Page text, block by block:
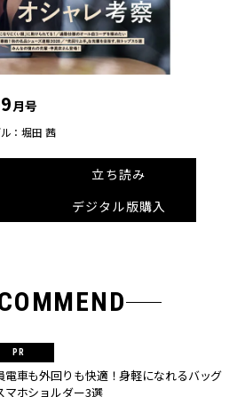
月号
：堀田 茜
立ち読み
デジタル版購入
電車も外回りも快適！身軽になれるバッグ
マホショルダー3選